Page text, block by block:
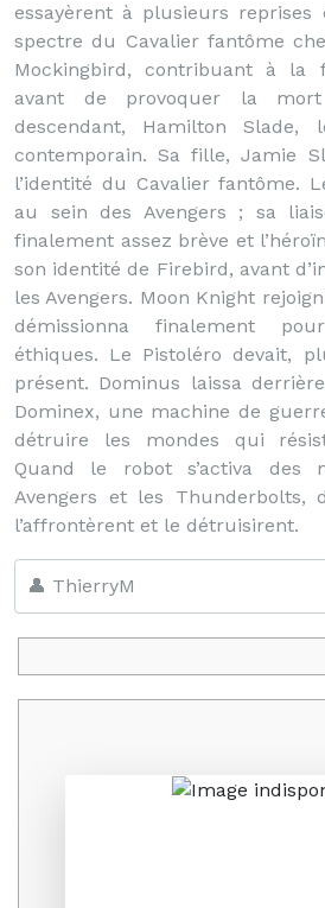
essayèrent à plusieurs reprises
spectre du Cavalier fantôme
Mockingbird, contribuant à la
avant de provoquer la
descendant, Hamilton Slade,
contemporain. Sa fille, Jamie
l’identité du Cavalier fantôme.
au sein des Avengers ; sa
finalement assez brève et
son identité de Firebird, avant
les Avengers. Moon Knight
démissionna finalement
éthiques. Le Pistoléro devait,
présent. Dominus laissa
Dominex, une machine de
détruire les mondes qui
Quand le robot s’activa des
Avengers et les Thunderbolts,
l’affrontèrent et le détruisirent.
👤 ThierryM